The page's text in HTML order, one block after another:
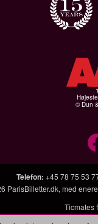
© Dun
Telefon: +45 78 75 53
ParisBilletter.dk, med
Ticmates